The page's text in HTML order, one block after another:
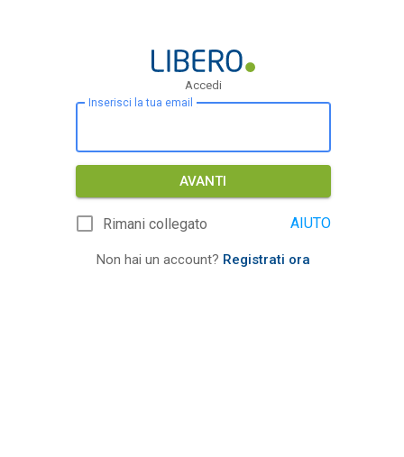
Accedi
Inserisci la tua email
AVANTI
Rimani collegato AIUTO
Non hai un account? Registrati ora